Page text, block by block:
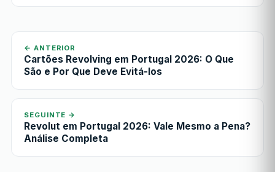
← ANTERIOR
Cartões Revolving em Portugal 2026: O Que
São e Por Que Deve Evitá-los
SEGUINTE →
Revolut em Portugal 2026: Vale Mesmo a Pena?
Análise Completa